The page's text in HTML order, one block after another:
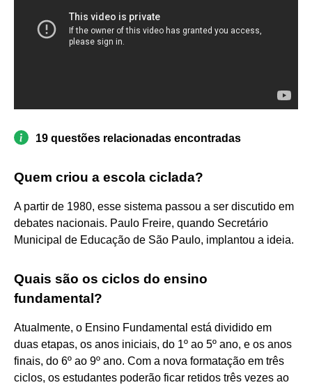
19 questões relacionadas encontradas
Quem criou a escola ciclada?
A partir de 1980, esse sistema passou a ser discutido em
debates nacionais. Paulo Freire, quando Secretário
Municipal de Educação de São Paulo, implantou a ideia.
Quais são os ciclos do ensino
fundamental?
Atualmente, o Ensino Fundamental está dividido em
duas etapas, os anos iniciais, do 1º ao 5º ano, e os anos
finais, do 6º ao 9º ano. Com a nova formatação em três
ciclos, os estudantes poderão ficar retidos três vezes ao